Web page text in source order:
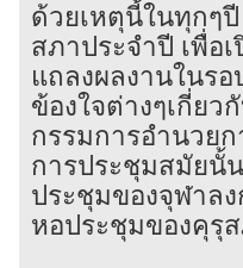
ด้วยเหตุนี้ในทุกๆ
สภาประจำปี เพื่อ
แถลงผลงานในร
ข้องใจต่างๆเกี่ย
กรรมการอำนวย
การประชุมสมัยนั้
ประชุมของจุฬาล
หอประชุมของคุรุ